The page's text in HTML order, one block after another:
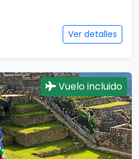
Ver detalles
Vuelo incluido